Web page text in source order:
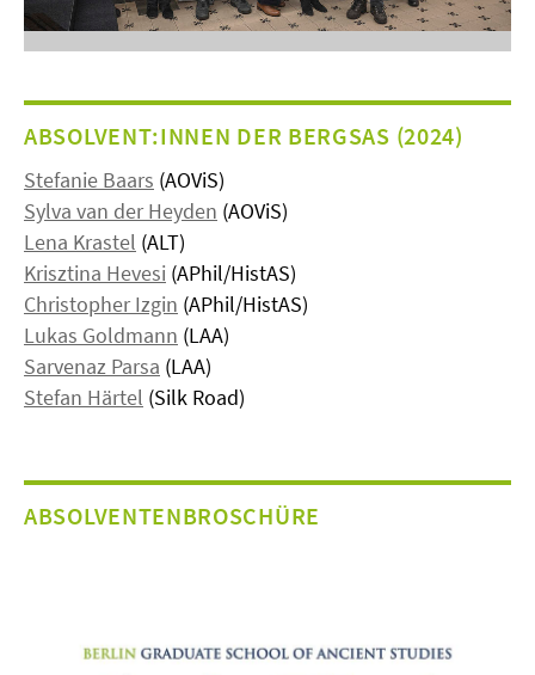
ABSOLVENT:INNEN DER BERGSAS (2024)
Stefanie Baars (AOViS)
Sylva van der Heyden (AOViS)
Lena Krastel (ALT)
Krisztina Hevesi (APhil/HistAS)
Christopher Izgin (APhil/HistAS)
Lukas Goldmann (LAA)
Sarvenaz Parsa (LAA)
Stefan Härtel (Silk Road)
ABSOLVENTENBROSCHÜRE